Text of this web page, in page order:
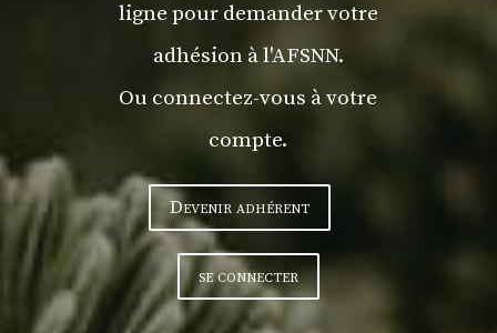
ligne pour demander votre
adhésion à l'AFSNN.
Ou connectez-vous à votre
compte.
Devenir adhérent
se connecter